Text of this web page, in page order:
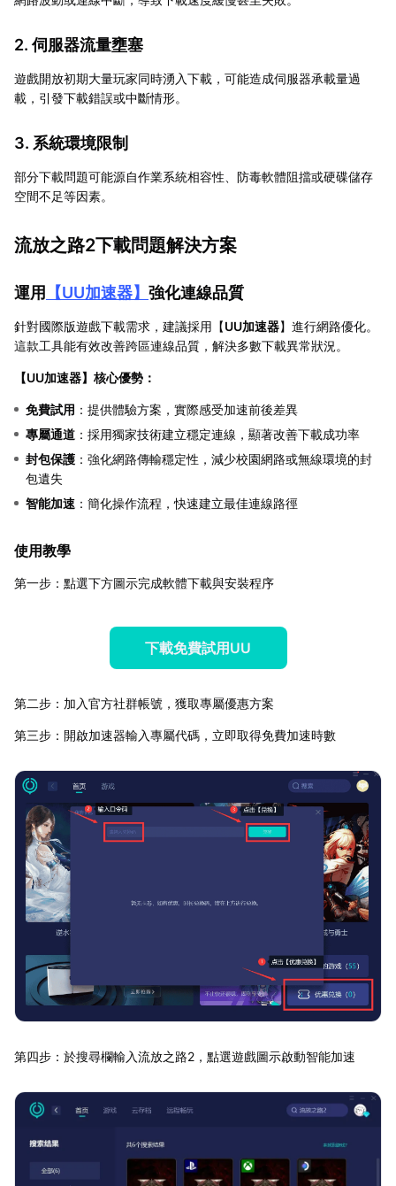
2. 伺服器流量壅塞
遊戲開放初期大量玩家同時湧入下載，可能造成伺服器承載量過
載，引發下載錯誤或中斷情形。
3. 系統環境限制
部分下載問題可能源自作業系統相容性、防毒軟體阻擋或硬碟儲存
空間不足等因素。
流放之路2下載問題解決方案
運用 【UU加速器】 強化連線品質
針對國際版遊戲下載需求，建議採用【UU加速器】進行網路優化。
這款工具能有效改善跨區連線品質，解決多數下載異常狀況。
【UU加速器】核心優勢：
免費試用 ：提供體驗方案，實際感受加速前後差異
專屬通道 ：採用獨家技術建立穩定連線，顯著改善下載成功率
封包保護 ：強化網路傳輸穩定性，減少校園網路或無線環境的封
包遺失
智能加速 ：簡化操作流程，快速建立最佳連線路徑
使用教學
第一步：點選下方圖示完成軟體下載與安裝程序
下載免費試用UU
第二步：加入官方社群帳號，獲取專屬優惠方案
第三步：開啟加速器輸入專屬代碼，立即取得免費加速時數
第四步：於搜尋欄輸入流放之路2，點選遊戲圖示啟動智能加速